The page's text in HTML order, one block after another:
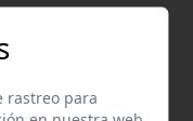
email
rastreo para